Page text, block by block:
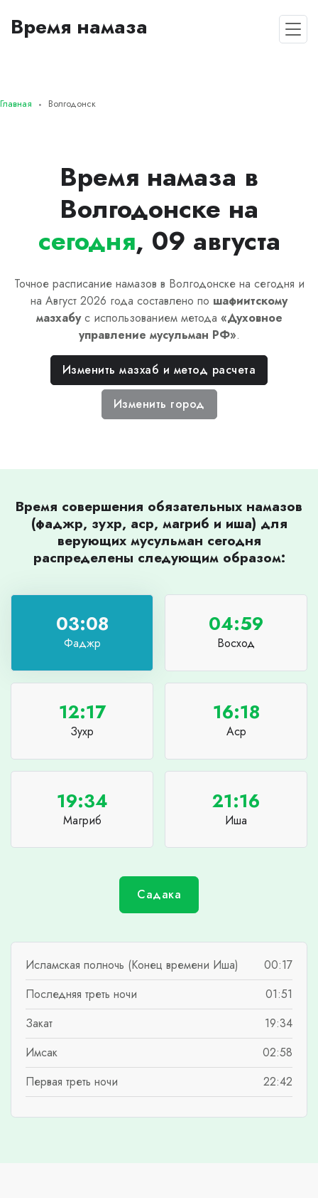
Время намаза
Главная Волгодонск
Время намаза в
Волгодонске на
сегодня, 09 августа
Точное расписание намазов в Волгодонске на сегодня и
на Август 2026 года составлено по шафиитскому
мазхабус использованием метода «Духовное
управление мусульман РФ».
Изменить мазхаб и метод расчета
Изменить город
Время совершения обязательных намазов
(фаджр, зухр, аср, магриб и иша) для
верующих мусульман сегодня
распределены следующим образом:
03:08
Фаджр
04:59
Восход
12:17
Зухр
16:18
Аср
19:34
Магриб
21:16
Иша
Садака
Исламская полночь (Конец времени Иша)
00:17
Последняя треть ночи
01:51
Закат
19:34
Имсак
02:58
Первая треть ночи
22:42